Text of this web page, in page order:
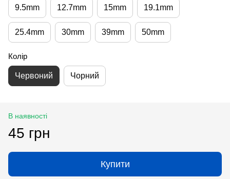
9.5mm 12.7mm 15mm 19.1mm
25.4mm 30mm 39mm 50mm
Колір
Червоний Чорний
В наявності
45 грн
Купити